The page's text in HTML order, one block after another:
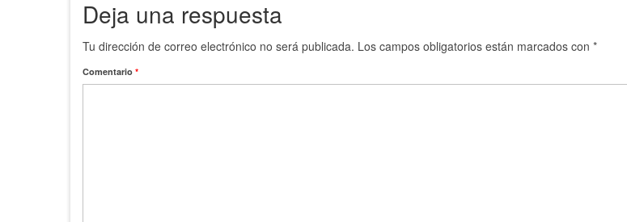
Deja una respuesta
Tu dirección de correo electrónico no será publicada. Los campos obligatorios están marcados con *
Comentario *